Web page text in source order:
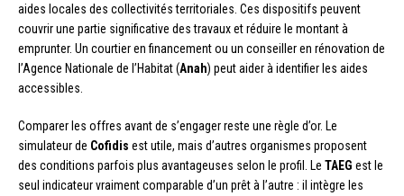
aides locales des collectivités territoriales. Ces dispositifs peuvent
couvrir une partie significative des travaux et réduire le montant à
emprunter. Un courtier en financement ou un conseiller en rénovation de
l’Agence Nationale de l’Habitat (Anah) peut aider à identifier les aides
accessibles.
Comparer les offres avant de s’engager reste une règle d’or. Le
simulateur de Cofidis est utile, mais d’autres organismes proposent
des conditions parfois plus avantageuses selon le profil. Le TAEG est le
seul indicateur vraiment comparable d’un prêt à l’autre : il intègre les